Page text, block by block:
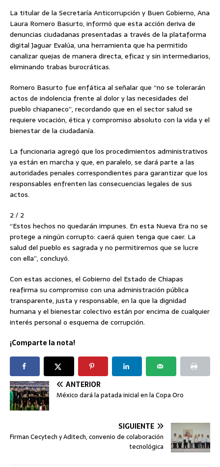
La titular de la Secretaría Anticorrupción y Buen Gobierno, Ana
Laura Romero Basurto, informó que esta acción deriva de
denuncias ciudadanas presentadas a través de la plataforma
digital Jaguar Evalúa, una herramienta que ha permitido
canalizar quejas de manera directa, eficaz y sin intermediarios,
eliminando trabas burocráticas.
Romero Basurto fue enfática al señalar que “no se tolerarán
actos de indolencia frente al dolor y las necesidades del
pueblo chiapaneco”, recordando que en el sector salud se
requiere vocación, ética y compromiso absoluto con la vida y el
bienestar de la ciudadanía.
La funcionaria agregó que los procedimientos administrativos
ya están en marcha y que, en paralelo, se dará parte a las
autoridades penales correspondientes para garantizar que los
responsables enfrenten las consecuencias legales de sus
actos.
2 / 2
“Estos hechos no quedarán impunes. En esta Nueva Era no se
protege a ningún corrupto: caerá quien tenga que caer. La
salud del pueblo es sagrada y no permitiremos que se lucre
con ella”, concluyó.
Con estas acciones, el Gobierno del Estado de Chiapas
reafirma su compromiso con una administración pública
transparente, justa y responsable, en la que la dignidad
humana y el bienestar colectivo están por encima de cualquier
interés personal o esquema de corrupción.
¡Comparte la nota!
ANTERIOR
México dará la patada inicial en la Copa Oro
SIGUIENTE
Firman Cecytech y Aditech, convenio de colaboración
tecnológica